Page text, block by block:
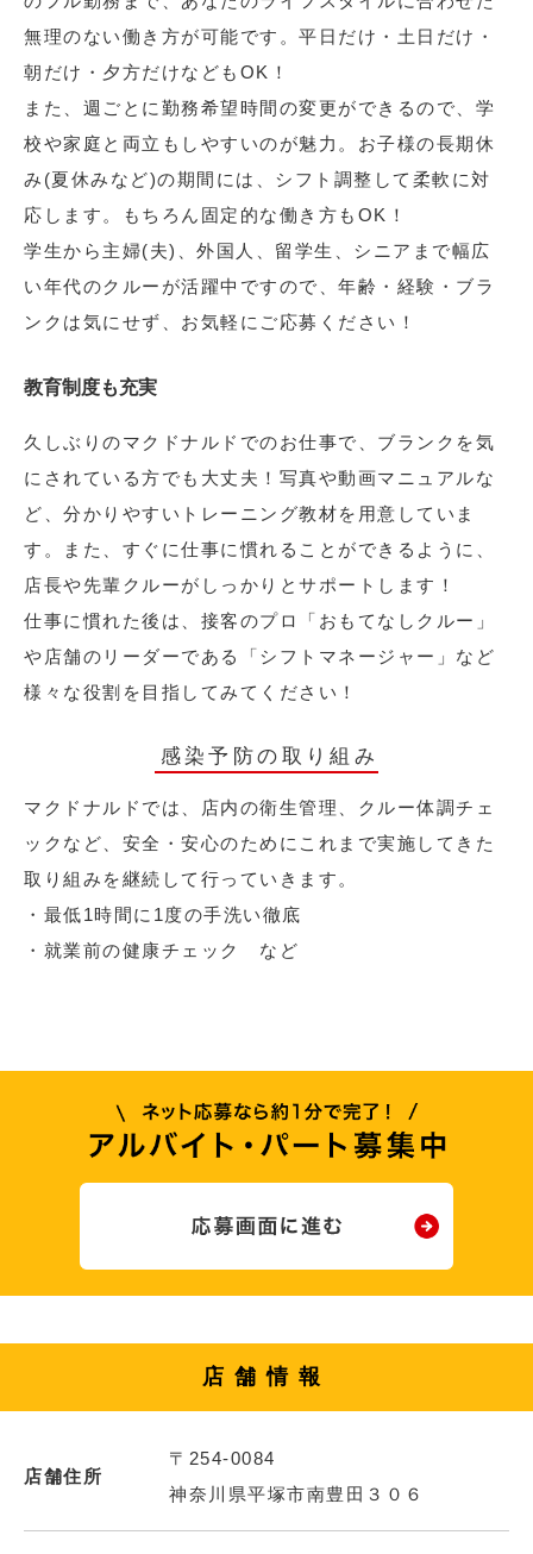
無理のない働き方が可能です。平日だけ・土日だけ・
朝だけ・夕方だけなどもOK！
また、週ごとに勤務希望時間の変更ができるので、学
校や家庭と両立もしやすいのが魅力。お子様の長期休
み(夏休みなど)の期間には、シフト調整して柔軟に対
応します。もちろん固定的な働き方もOK！
学生から主婦(夫)、外国人、留学生、シニアまで幅広
い年代のクルーが活躍中ですので、年齢・経験・ブラ
ンクは気にせず、お気軽にご応募ください！
教育制度も充実
久しぶりのマクドナルドでのお仕事で、ブランクを気
にされている方でも大丈夫！写真や動画マニュアルな
ど、分かりやすいトレーニング教材を用意していま
す。また、すぐに仕事に慣れることができるように、
店長や先輩クルーがしっかりとサポートします！
仕事に慣れた後は、接客のプロ「おもてなしクルー」
や店舗のリーダーである「シフトマネージャー」など
様々な役割を目指してみてください！
感染予防の取り組み
マクドナルドでは、店内の衛生管理、クルー体調チェ
ックなど、安全・安心のためにこれまで実施してきた
取り組みを継続して行っていきます。
・最低1時間に1度の手洗い徹底
・就業前の健康チェック など
店舗情報
店舗住所
〒254-0084
神奈川県平塚市南豊田３０６